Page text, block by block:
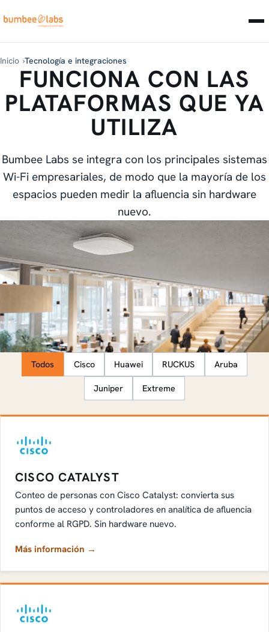
Inicio Tecnología e integraciones
FUNCIONA CON LAS
PLATAFORMAS QUE YA
UTILIZA
Bumbee Labs se integra con los principales sistemas
Wi-Fi empresariales, de modo que la mayoría de los
espacios pueden medir la afluencia sin hardware
nuevo.
PLATAFORMAS COMPATIBLES
Todos Cisco Huawei RUCKUS Aruba
Juniper Extreme
CISCO CATALYST
Conteo de personas con Cisco Catalyst: convierta sus
puntos de acceso y controladores en analítica de afluencia
conforme al RGPD. Sin hardware nuevo.
Más información →